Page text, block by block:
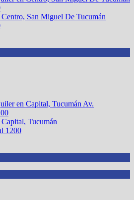
San Miguel De Tucumán
Tucumán
1200